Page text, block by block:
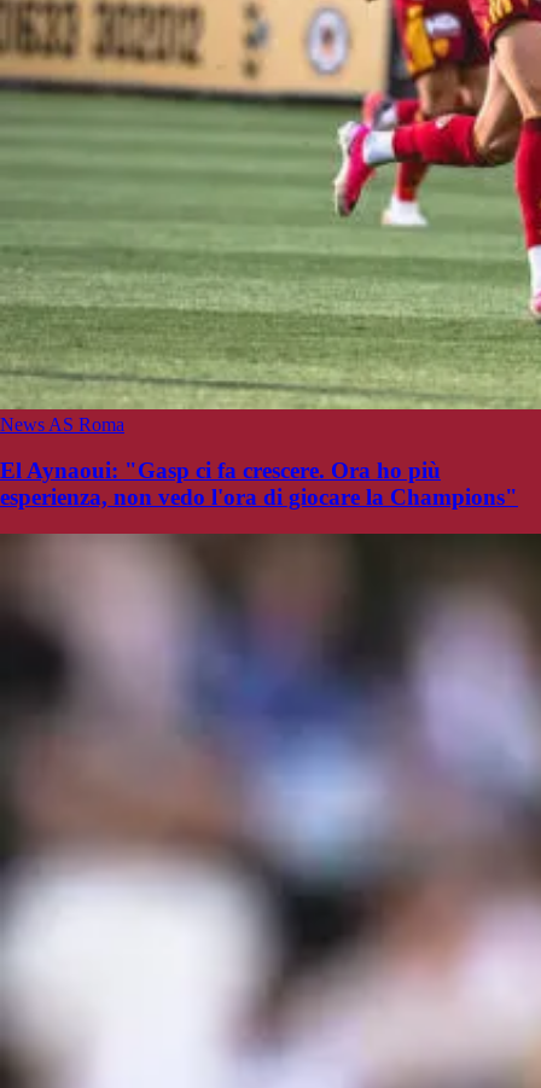
News AS Roma
El Aynaoui: "Gasp ci fa crescere. Ora ho più
esperienza, non vedo l'ora di giocare la Champions"